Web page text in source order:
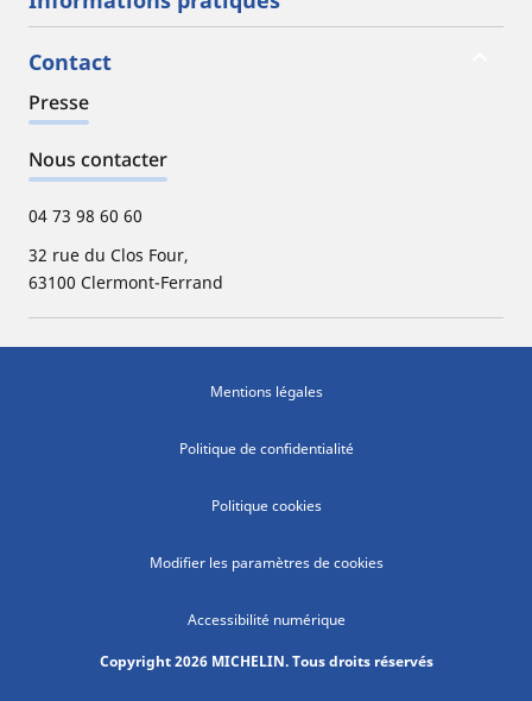
Contact
Presse
Nous contacter
04 73 98 60 60
32 rue du Clos Four,
63100 Clermont-Ferrand
Mentions légales
Politique de confidentialité
Politique cookies
Modifier les paramètres de cookies
Accessibilité numérique
Copyright 2026 MICHELIN. Tous droits réservés